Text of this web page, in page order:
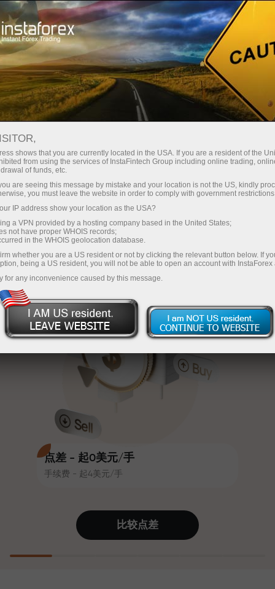
InstaForex
点差 - 起0美元/手
手续费 - 起4美元/手
通过InstaForex获得真正竞争力的机
点差和手续费，以及股票和指数交
易的优惠条件
时可获得高达30%的奖金，并享受
其他促销活动和优惠
赛道速度与交易速度共享相同价值
观。Ales Loprais将刺激与纪律元素
带入交易世界，作为InstaForex合作
伙伴，激励客户实现雄心勃勃的目
值账户即可获得iPhone、MacBook
或梦想旅行
最低
每笔存款
30%奖金
交易速度
与赛道速度
您的专属礼物大奖
充值$333—选择价值高达$1,500的礼物
无风险交易—
我们保证您的利润
最高X1000奖金—市场上最大倍数
比较点差
shows that you are currently located in the USA. If you are a resident of the
from using the services of InstaFintech Group including online trading,
of funds, etc.
are seeing this message by mistake and your location is not the US, kindly
you must leave the website in order to comply with government
IP address show your location as the USA?
a VPN provided by a hosting company based in the United States;
not have proper WHOIS records;
in the WHOIS geolocation database.
whether you are a US resident or not by clicking the relevant button below. If
being a US resident, you will not be able to open an account with InstaForex
for any inconvenience caused by this message.